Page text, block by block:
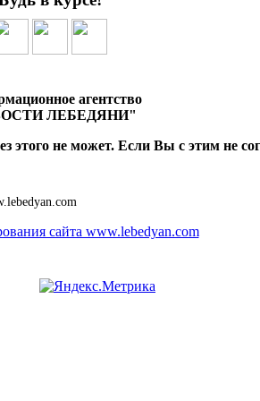
агентство
ЛЕБЕДЯНИ"
не может. Если Вы с этим не